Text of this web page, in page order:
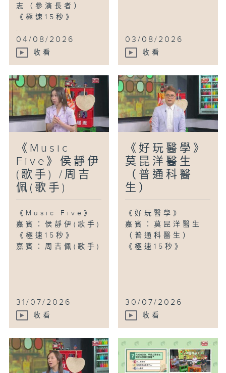
志（參演長者）
《極速15秒》
...
04/08/2026
收看
03/08/2026
收看
《Music
Five》侯靜伊
(歌手) /周吉
佩(歌手)
《Music Five》
嘉賓：侯靜伊(歌手)
《極速15秒》
嘉賓：周吉佩(歌手)
31/07/2026
收看
《好玩醫學》
莫昆洋醫生
（普通科醫
生）
《好玩醫學》
嘉賓：莫昆洋醫生
（普通科醫生）
《極速15秒》
30/07/2026
收看